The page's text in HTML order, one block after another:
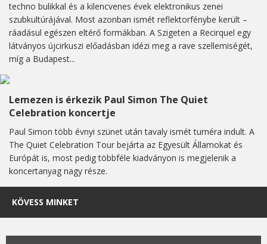
techno bulikkal és a kilencvenes évek elektronikus zenei
szubkultúrájával. Most azonban ismét reflektorfénybe került –
ráadásul egészen eltérő formákban. A Szigeten a Recirquel egy
látványos újcirkuszi előadásban idézi meg a rave szellemiségét,
míg a Budapest...
Lemezen is érkezik Paul Simon The Quiet
Celebration koncertje
Paul Simon több évnyi szünet után tavaly ismét turnéra indult. A
The Quiet Celebration Tour bejárta az Egyesült Államokat és
Európát is, most pedig többféle kiadványon is megjelenik a
koncertanyag nagy része.
KÖVESS MINKET